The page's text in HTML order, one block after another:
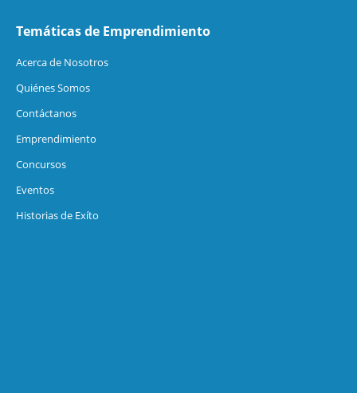
Temáticas de Emprendimiento
Acerca de Nosotros
Quiénes Somos
Contáctanos
Emprendimiento
Concursos
Eventos
Historias de Exíto